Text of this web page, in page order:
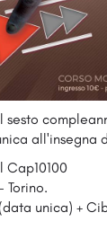
sesto
all'insegna
Cap10100
Torino.
unica) +